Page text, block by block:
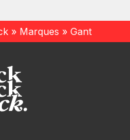
» Marques » Gant